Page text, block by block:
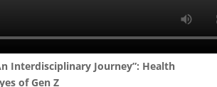
Interdisciplinary Journey”: Health
of Gen Z